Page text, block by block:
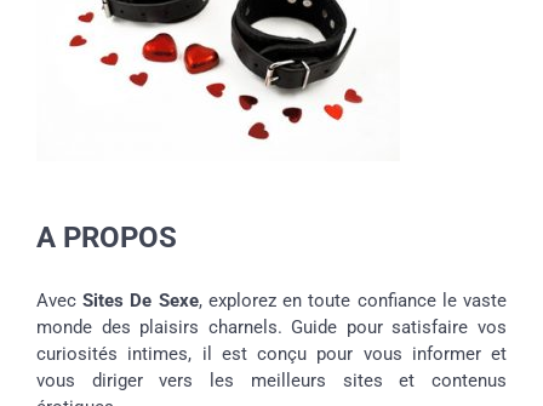
A PROPOS
AvecSites De Sexe, explorez en toute confiance le vaste
monde des plaisirs charnels. Guide pour satisfaire vos
curiosités intimes, il est conçu pour vous informer et
vous diriger vers les meilleurs sites et contenus